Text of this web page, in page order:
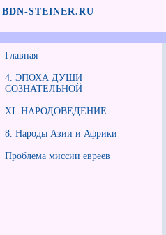
BDN-STEINER.RU
Главная
4. ЭПОХА ДУШИ
СОЗНАТЕЛЬНОЙ
XI. НАРОДОВЕДЕНИЕ
8. Народы Азии и Африки
Проблема миссии евреев